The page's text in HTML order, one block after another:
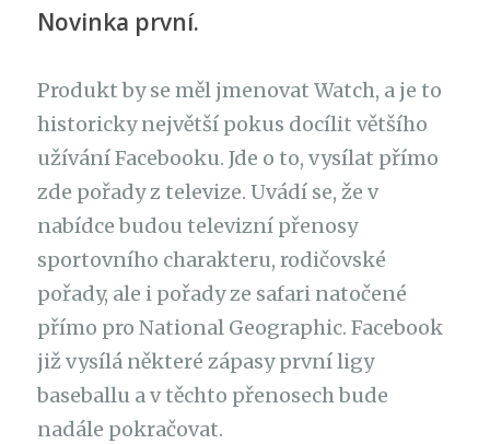
Novinka první.
Produkt by se měl jmenovat Watch, a je to
historicky největší pokus docílit většího
užívání Facebooku. Jde o to, vysílat přímo
zde pořady z televize. Uvádí se, že v
nabídce budou televizní přenosy
sportovního charakteru, rodičovské
pořady, ale i pořady ze safari natočené
přímo pro National Geographic. Facebook
již vysílá některé zápasy první ligy
baseballu a v těchto přenosech bude
nadále pokračovat.